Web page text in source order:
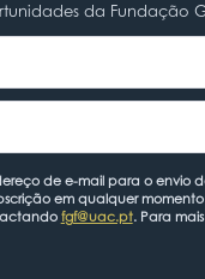
da Fundação
de e-mail para o envio
em qualquer
fgf@uac.pt. Para